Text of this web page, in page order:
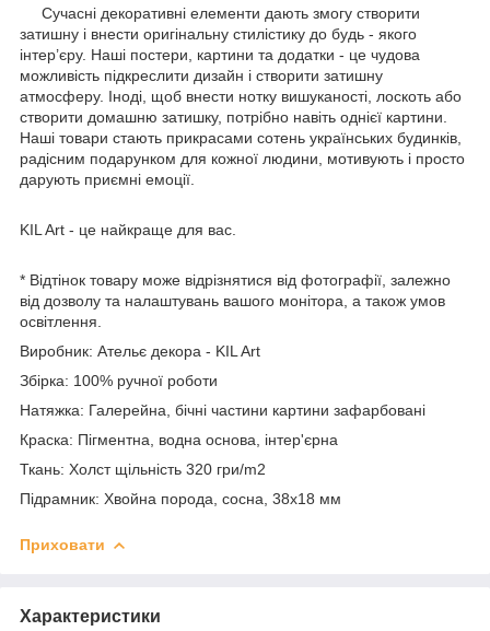
Сучасні декоративні елементи дають змогу створити
затишну і внести оригінальну стилістику до будь - якого
інтер’єру. Наші постери, картини та додатки - це чудова
можливість підкреслити дизайн і створити затишну
атмосферу. Іноді, щоб внести нотку вишуканості, лоскоть або
створити домашню затишку, потрібно навіть однієї картини.
Наші товари стають прикрасами сотень українських будинків,
радісним подарунком для кожної людини, мотивують і просто
дарують приємні емоції.
KIL Art - це найкраще для вас.
* Відтінок товару може відрізнятися від фотографії, залежно
від дозволу та налаштувань вашого монітора, а також умов
освітлення.
Виробник: Ательє декора - KIL Art
Збірка: 100% ручної роботи
Натяжка: Галерейна, бічні частини картини зафарбовані
Краска: Пігментна, водна основа, інтер'єрна
Ткань: Холст щільність 320 гри/m2
Підрамник: Хвойна порода, сосна, 38x18 мм
Приховати
Характеристики